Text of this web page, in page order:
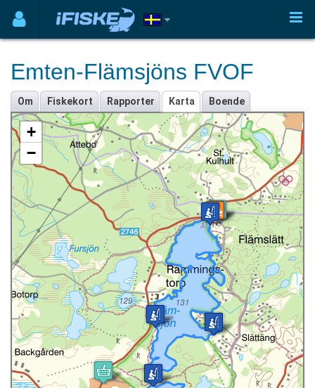
Emten-Flämsjöns FVOF
Om Fiskekort Rapporter Karta Boende
+
−